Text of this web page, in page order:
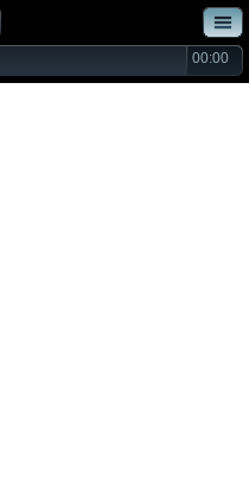
00:00